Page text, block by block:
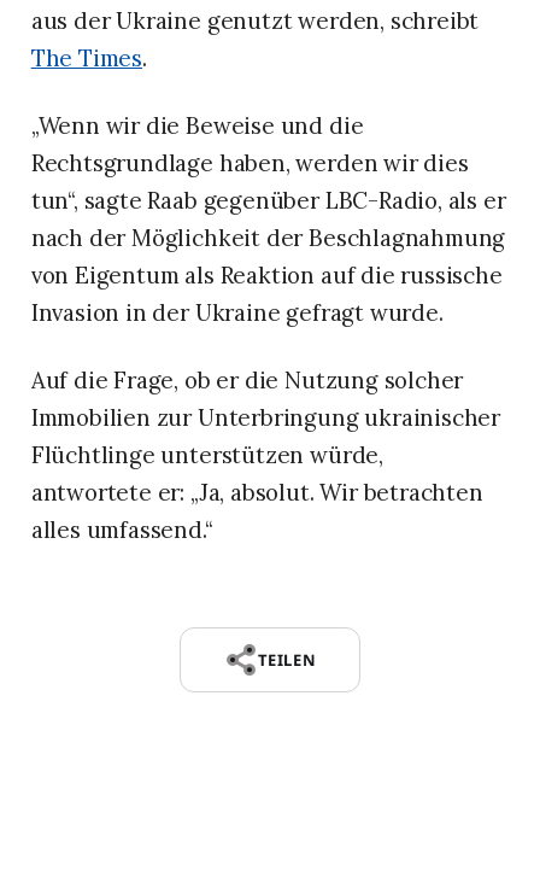
aus der Ukraine genutzt werden, schreibt
The Times.
„Wenn wir die Beweise und die
Rechtsgrundlage haben, werden wir dies
tun“, sagte Raab gegenüber LBC-Radio, als er
nach der Möglichkeit der Beschlagnahmung
von Eigentum als Reaktion auf die russische
Invasion in der Ukraine gefragt wurde.
Auf die Frage, ob er die Nutzung solcher
Immobilien zur Unterbringung ukrainischer
Flüchtlinge unterstützen würde,
antwortete er: „Ja, absolut. Wir betrachten
alles umfassend.“
TEILEN